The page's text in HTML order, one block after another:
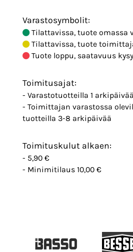
Varastosymbolit:
Tilattavissa, tuote omassa
Tilattavissa, tuote
Tuote loppu, saatavuus
Toimitusajat:
- Varastotuotteilla 1 arkipäivää
- Toimittajan varastossa
tuotteilla 3-8 arkipäivää
Toimituskulut alkaen:
- 5,90 €
- Minimitilaus 10,00 €